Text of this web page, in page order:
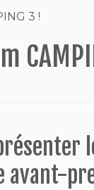
3 !
avant-